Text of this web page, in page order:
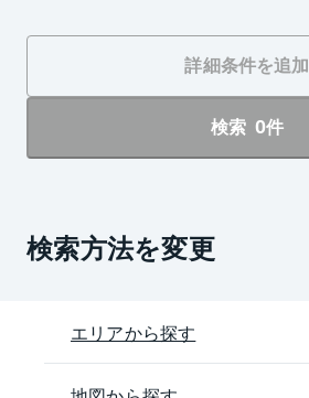
詳細条件を追加
検索 0件
検索方法を変更
エリアから探す